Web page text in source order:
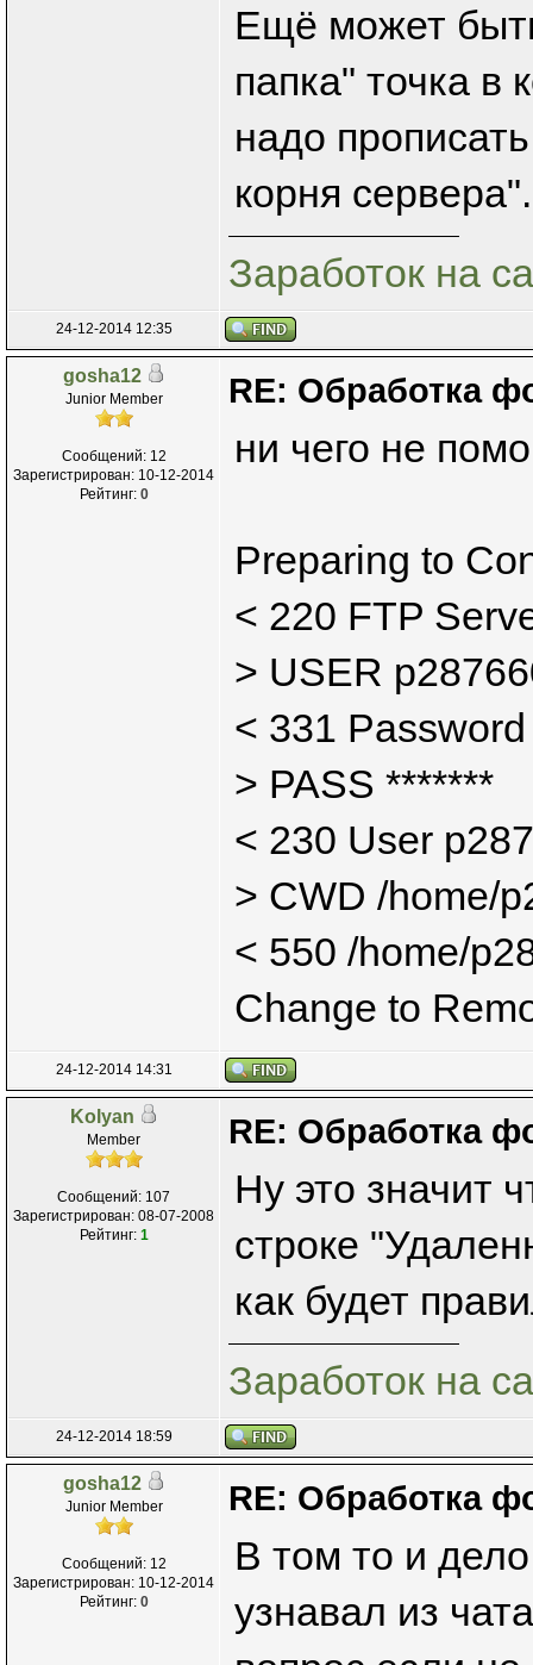
Ещё может
папка" точка в
надо
корня
Заработок на
24-12-2014 12:35
gosha12
Junior Member
Сообщений: 12
Зарегистрирован: 10-12-2014
Рейтинг: 0
RE: Обработка
ни чего не
Preparing to
< 220 FTP
> USER
< 331
> PASS *******
< 230 User
> CWD /home/
< 550 /home/
Change to
24-12-2014 14:31
Kolyan
Member
Сообщений: 107
Зарегистрирован: 08-07-2008
Рейтинг: 1
RE: Обработка
Ну это значит
строке
как будет
Заработок на
24-12-2014 18:59
gosha12
Junior Member
Сообщений: 12
Зарегистрирован: 10-12-2014
Рейтинг: 0
RE: Обработка
В том то и
узнавал из